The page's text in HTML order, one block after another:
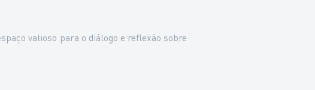
valioso para o diálogo e reflexão sobre